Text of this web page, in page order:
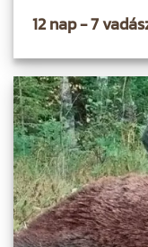
12 nap - 7